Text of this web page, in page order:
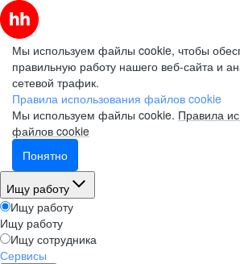
Мы используем файлы cookie, чтобы
правильную работу нашего веб-сайта и
сетевой трафик.
Правила использования файлов cookie
Мы используем файлы cookie. Правила
файлов cookie
Понятно
Ищу работу
Ищу работу
Ищу работу
Ищу сотрудника
Сервисы